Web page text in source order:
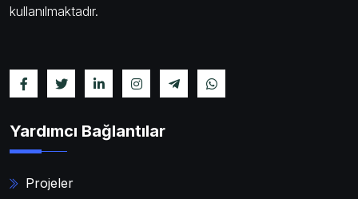
kullanılmaktadır.
Yardımcı Bağlantılar
Projeler